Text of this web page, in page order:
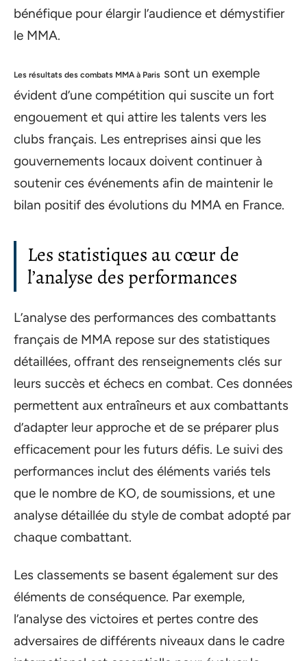
bénéfique pour élargir l’audience et démystifier
le MMA.
Les résultats des combats MMA à Paris sont un exemple
évident d’une compétition qui suscite un fort
engouement et qui attire les talents vers les
clubs français. Les entreprises ainsi que les
gouvernements locaux doivent continuer à
soutenir ces événements afin de maintenir le
bilan positif des évolutions du MMA en France.
Les statistiques au cœur de
l’analyse des performances
L’analyse des performances des combattants
français de MMA repose sur des statistiques
détaillées, offrant des renseignements clés sur
leurs succès et échecs en combat. Ces données
permettent aux entraîneurs et aux combattants
d’adapter leur approche et de se préparer plus
efficacement pour les futurs défis. Le suivi des
performances inclut des éléments variés tels
que le nombre de KO, de soumissions, et une
analyse détaillée du style de combat adopté par
chaque combattant.
Les classements se basent également sur des
éléments de conséquence. Par exemple,
l’analyse des victoires et pertes contre des
adversaires de différents niveaux dans le cadre